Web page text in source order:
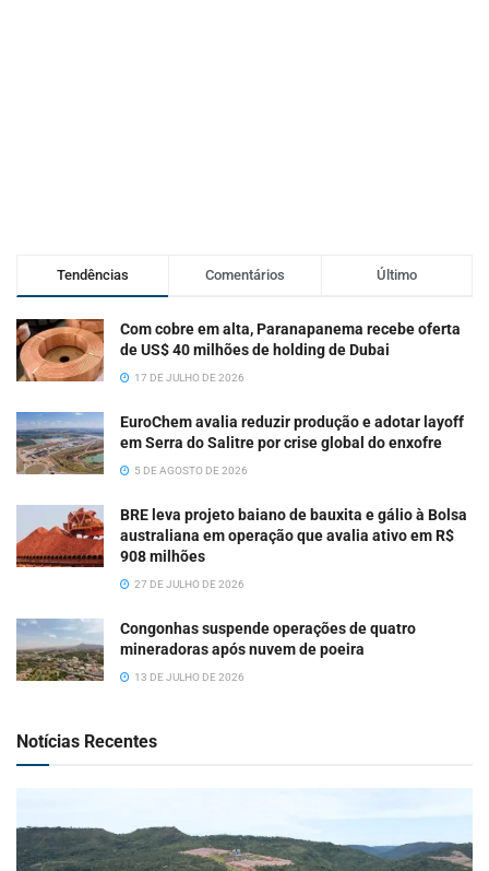
Tendências Comentários Último
Com cobre em alta, Paranapanema recebe oferta
de US$ 40 milhões de holding de Dubai
17 DE JULHO DE 2026
EuroChem avalia reduzir produção e adotar layoff
em Serra do Salitre por crise global do enxofre
5 DE AGOSTO DE 2026
BRE leva projeto baiano de bauxita e gálio à Bolsa
australiana em operação que avalia ativo em R$
908 milhões
27 DE JULHO DE 2026
Congonhas suspende operações de quatro
mineradoras após nuvem de poeira
13 DE JULHO DE 2026
Notícias Recentes